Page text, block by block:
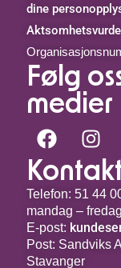
dine
Følg
medier
Telefon: 51 44
mandag –
E-post:
Post: Sandviks
Stavanger